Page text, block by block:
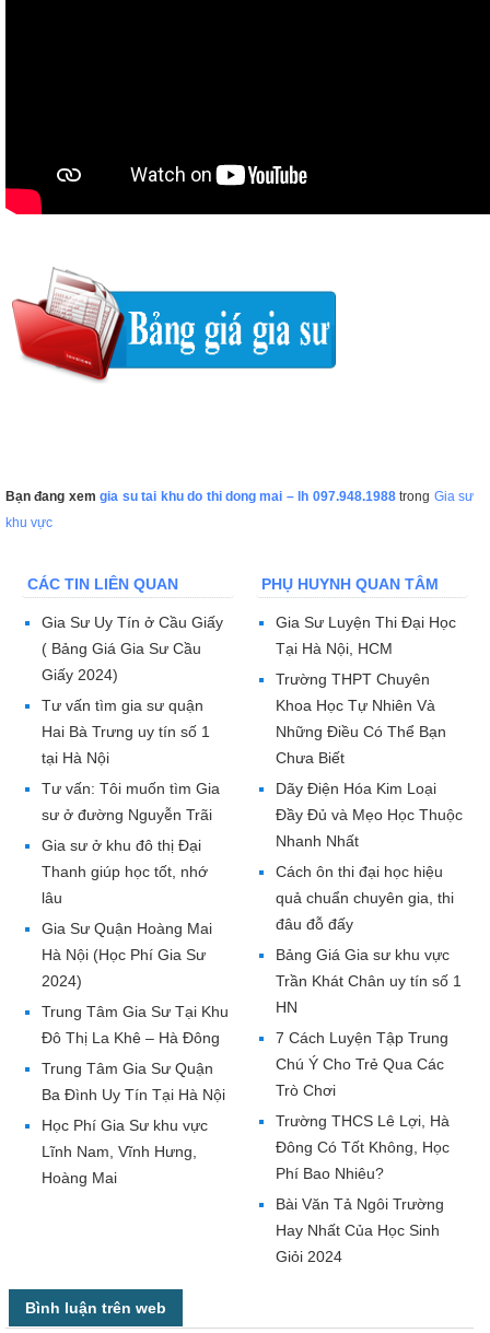
Bạn đang xemgia su tai khu do thi dong mai – lh 097.948.1988trong Gia sư
khu vực
CÁC TIN LIÊN QUAN
Gia Sư Uy Tín ở Cầu Giấy
( Bảng Giá Gia Sư Cầu
Giấy 2024)
Tư vấn tìm gia sư quận
Hai Bà Trưng uy tín số 1
tại Hà Nội
Tư vấn: Tôi muốn tìm Gia
sư ở đường Nguyễn Trãi
Gia sư ở khu đô thị Đại
Thanh giúp học tốt, nhớ
lâu
Gia Sư Quận Hoàng Mai
Hà Nội (Học Phí Gia Sư
2024)
Trung Tâm Gia Sư Tại Khu
Đô Thị La Khê – Hà Đông
Trung Tâm Gia Sư Quận
Ba Đình Uy Tín Tại Hà Nội
Học Phí Gia Sư khu vực
Lĩnh Nam, Vĩnh Hưng,
Hoàng Mai
PHỤ HUYNH QUAN TÂM
Gia Sư Luyện Thi Đại Học
Tại Hà Nội, HCM
Trường THPT Chuyên
Khoa Học Tự Nhiên Và
Những Điều Có Thể Bạn
Chưa Biết
Dãy Điện Hóa Kim Loại
Đầy Đủ và Mẹo Học Thuộc
Nhanh Nhất
Cách ôn thi đại học hiệu
quả chuẩn chuyên gia, thi
đâu đỗ đấy
Bảng Giá Gia sư khu vực
Trần Khát Chân uy tín số 1
HN
7 Cách Luyện Tập Trung
Chú Ý Cho Trẻ Qua Các
Trò Chơi
Trường THCS Lê Lợi, Hà
Đông Có Tốt Không, Học
Phí Bao Nhiêu?
Bài Văn Tả Ngôi Trường
Hay Nhất Của Học Sinh
Giỏi 2024
Bình luận trên web